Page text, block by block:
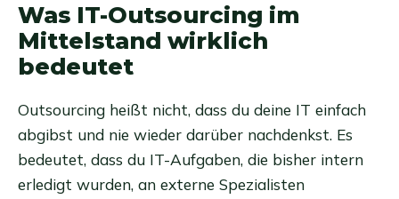
Was IT-Outsourcing im
Mittelstand wirklich
bedeutet
Outsourcing heißt nicht, dass du deine IT einfach
abgibst und nie wieder darüber nachdenkst. Es
bedeutet, dass du IT-Aufgaben, die bisher intern
erledigt wurden, an externe Spezialisten